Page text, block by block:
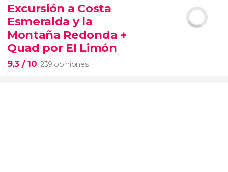
Piedad
Museos Vaticanos
Basílica de San
Pedro
Excursión a Costa
Esmeralda y la
Montaña Redonda +
Quad por El Limón
9,3 / 10 239 opiniones